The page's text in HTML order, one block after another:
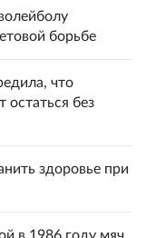
борьбе
что
остаться без
здоровье при